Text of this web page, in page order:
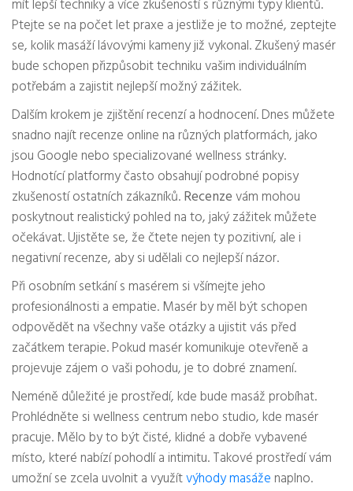
mít lepší techniky a více zkušeností s různými typy klientů.
Ptejte se na počet let praxe a jestliže je to možné, zeptejte
se, kolik masáží lávovými kameny již vykonal. Zkušený masér
bude schopen přizpůsobit techniku vašim individuálním
potřebám a zajistit nejlepší možný zážitek.
Dalším krokem je zjištění recenzí a hodnocení. Dnes můžete
snadno najít recenze online na různých platformách, jako
jsou Google nebo specializované wellness stránky.
Hodnotící platformy často obsahují podrobné popisy
zkušeností ostatních zákazníků.Recenzevám mohou
poskytnout realistický pohled na to, jaký zážitek můžete
očekávat. Ujistěte se, že čtete nejen ty pozitivní, ale i
negativní recenze, aby si udělali co nejlepší názor.
Při osobním setkání s masérem si všímejte jeho
profesionálnosti a empatie. Masér by měl být schopen
odpovědět na všechny vaše otázky a ujistit vás před
začátkem terapie. Pokud masér komunikuje otevřeně a
projevuje zájem o vaši pohodu, je to dobré znamení.
Neméně důležité je prostředí, kde bude masáž probíhat.
Prohlédněte si wellness centrum nebo studio, kde masér
pracuje. Mělo by to být čisté, klidné a dobře vybavené
místo, které nabízí pohodlí a intimitu. Takové prostředí vám
umožní se zcela uvolnit a využítvýhody masáže naplno.